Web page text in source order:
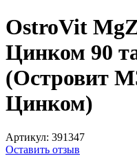
OstroVit
Цинком 90
(Островит
Цинком)
Артикул: 391347
Оставить отзыв